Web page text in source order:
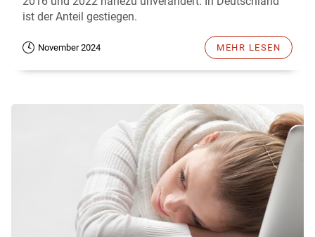
ist der Anteil gestiegen.
November 2024 MEHR LESEN